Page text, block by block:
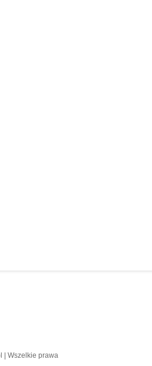
| Wszelkie prawa